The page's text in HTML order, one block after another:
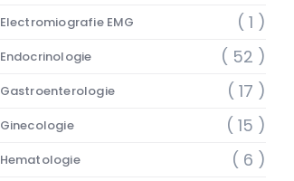
Electromiografie EMG ( 1 )
Endocrinologie ( 52 )
Gastroenterologie ( 17 )
Ginecologie ( 15 )
Hematologie ( 6 )